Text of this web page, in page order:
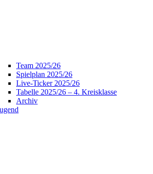
Team 2025/26
Spielplan 2025/26
Live-Ticker 2025/26
Tabelle 2025/26 – 4. Kreisklasse
Archiv